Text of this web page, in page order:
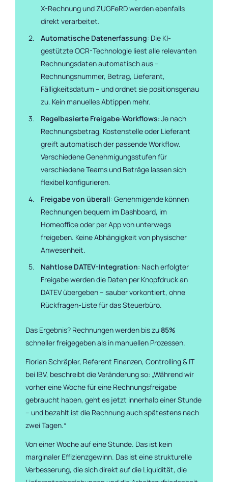
X-Rechnung und ZUGFeRD werden ebenfalls
direkt verarbeitet.
Automatische Datenerfassung: Die KI-
gestützte OCR-Technologie liest alle relevanten
Rechnungsdaten automatisch aus –
Rechnungsnummer, Betrag, Lieferant,
Fälligkeitsdatum – und ordnet sie positionsgenau
zu. Kein manuelles Abtippen mehr.
Regelbasierte Freigabe-Workflows: Je nach
Rechnungsbetrag, Kostenstelle oder Lieferant
greift automatisch der passende Workflow.
Verschiedene Genehmigungsstufen für
verschiedene Teams und Beträge lassen sich
flexibel konfigurieren.
Freigabe von überall: Genehmigende können
Rechnungen bequem im Dashboard, im
Homeoffice oder per App von unterwegs
freigeben. Keine Abhängigkeit von physischer
Anwesenheit.
Nahtlose DATEV-Integration: Nach erfolgter
Freigabe werden die Daten per Knopfdruck an
DATEV übergeben – sauber vorkontiert, ohne
Rückfragen-Liste für das Steuerbüro.
Das Ergebnis? Rechnungen werden bis zu 85%
schneller freigegeben als in manuellen Prozessen.
Florian Schräpler, Referent Finanzen, Controlling & IT
bei IBV, beschreibt die Veränderung so: „Während wir
vorher eine Woche für eine Rechnungsfreigabe
gebraucht haben, geht es jetzt innerhalb einer Stunde
– und bezahlt ist die Rechnung auch spätestens nach
zwei Tagen.“
Von einer Woche auf eine Stunde. Das ist kein
marginaler Effizienzgewinn. Das ist eine strukturelle
Verbesserung, die sich direkt auf die Liquidität, die